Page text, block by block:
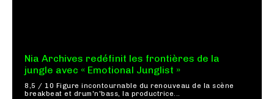
Nia Archives redéfinit les frontières de la
jungle avec « Emotional Junglist »
8,5 / 10 Figure incontournable du renouveau de la scène
breakbeat et drum'n'bass, la productrice...